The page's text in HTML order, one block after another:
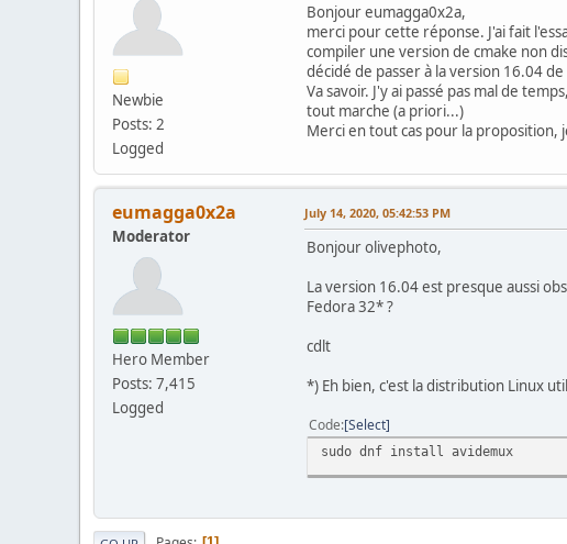
Newbie
Posts: 2
Logged
Bonjour eumagga0x2a,
merci pour cette réponse. J'ai fait
compiler une version de cmake non
décidé de passer à la version 16.04
Va savoir. J'y ai passé pas mal de
tout marche (a priori...)
Merci en tout cas pour la proposition,
eumagga0x2a
Moderator
Hero Member
Posts: 7,415
Logged
July 14, 2020, 05:42:53 PM
Bonjour olivephoto,
La version 16.04 est presque aussi
Fedora 32* ?
cdlt
*) Eh bien, c'est la distribution Linux
Code Select
sudo dnf install avidemux